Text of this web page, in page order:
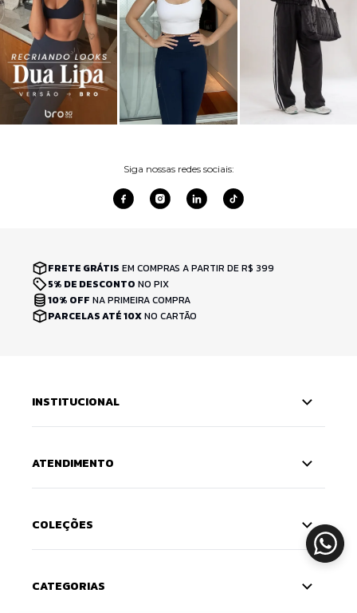
Siga nossas redes sociais:
FRETE GRÁTIS EM COMPRAS A PARTIR DE R$ 399
5% DE DESCONTO NO PIX
10% OFF NA PRIMEIRA COMPRA
PARCELAS ATÉ 10XNO CARTÃO
INSTITUCIONAL
ATENDIMENTO
COLEÇÕES
CATEGORIAS